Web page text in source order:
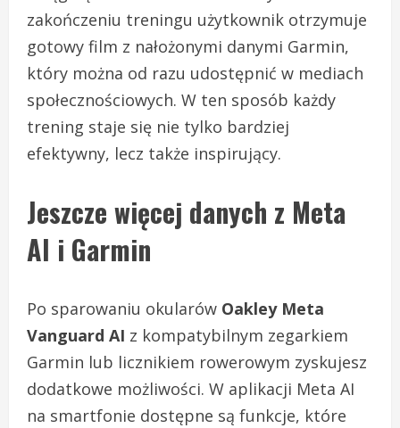
zakończeniu treningu użytkownik otrzymuje
gotowy film z nałożonymi danymi Garmin,
który można od razu udostępnić w mediach
społecznościowych. W ten sposób każdy
trening staje się nie tylko bardziej
efektywny, lecz także inspirujący.
Jeszcze więcej danych z Meta
AI i Garmin
Po sparowaniu okularów Oakley Meta
Vanguard AI z kompatybilnym zegarkiem
Garmin lub licznikiem rowerowym zyskujesz
dodatkowe możliwości. W aplikacji Meta AI
na smartfonie dostępne są funkcje, które